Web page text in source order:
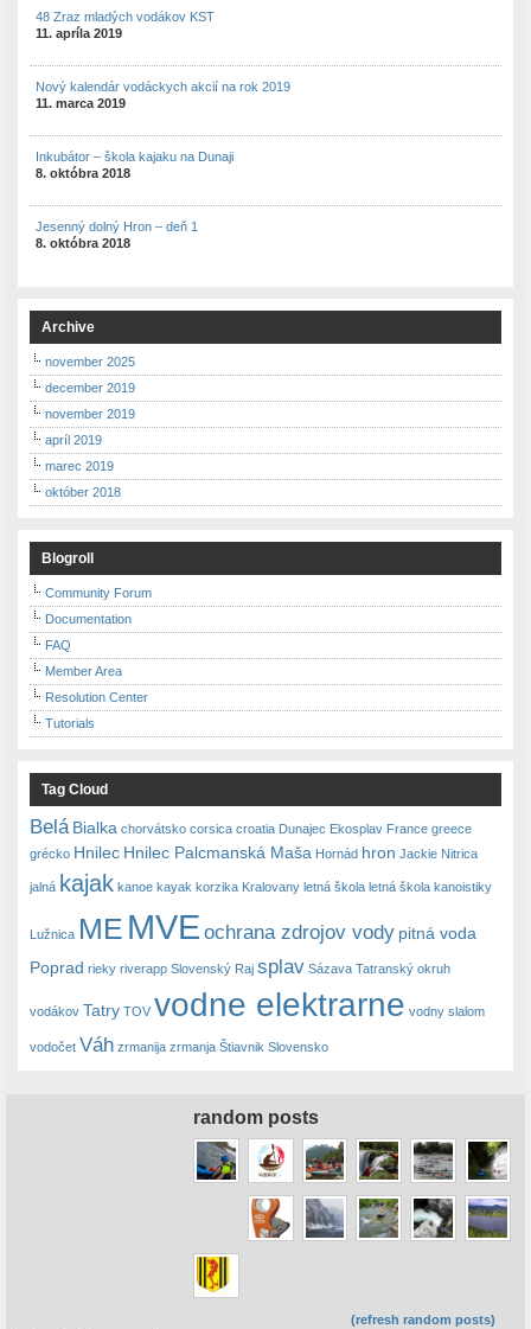
48 Zraz mladých vodákov KST
11. apríla 2019
Nový kalendár vodáckych akcií na rok 2019
11. marca 2019
Inkubátor – škola kajaku na Dunaji
8. októbra 2018
Jesenný dolný Hron – deň 1
8. októbra 2018
Archive
november 2025
december 2019
november 2019
apríl 2019
marec 2019
október 2018
Blogroll
Community Forum
Documentation
FAQ
Member Area
Resolution Center
Tutorials
Tag Cloud
Belá Bialka chorvátsko corsica croatia Dunajec Ekosplav France greece
grécko Hnilec Hnilec Palcmanská Maša Hornád hron Jackie Nitrica
jalná kajak kanoe kayak korzika Kralovany letná škola letná škola kanoistiky
Lužnica ME MVE ochrana zdrojov vody pitná voda
Poprad rieky riverapp Slovenský Raj splav Sázava Tatranský okruh
vodákov Tatry TOV vodne elektrarne vodny slalom
vodočet Váh zrmanija zrmanja Štiavnik Slovensko
random posts
(refresh random posts)